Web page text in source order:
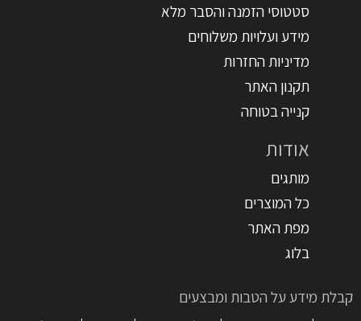
סטטוסי הזמנה והסבר מלא
מידע ועלויות משלוחים
מדיניות החזרות
תקנון האתר
קנייה בטוחה
אודות
מותגים
כל המוצרים
מפת האתר
בלוג
קבלת מידע על הטבות ומבצעים